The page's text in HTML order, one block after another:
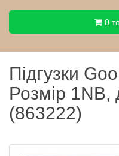
0
Підгузки
Розмір 1NB,
(863222)